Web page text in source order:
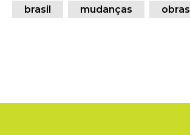
brasil mudanças obras